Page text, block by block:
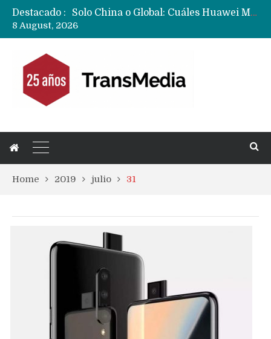
Destacado :
Data Centers de Huawei en Chile, México, Brasil,Perú y Argentina podrían verse afectados por arremetida de EE.UU
8 August, 2026
Home 2019 julio 31